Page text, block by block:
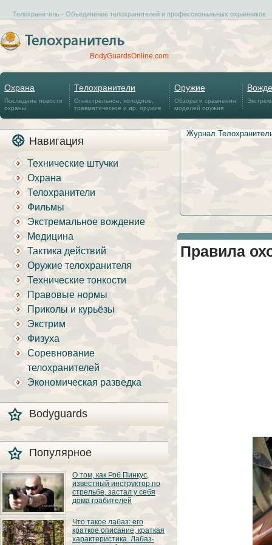
Телохранитель - Объединение телохранителей и профессиональных охранников
BodyGuardsOnline.com
Охрана
Последние новости
охраны
Телохранители
Огнестрельное, холодное,
травматическое и др. оружие
Оружие
Обзоры и сравнения
моделей оружия
Навигация
Технические штучки
Охрана
Телохранители
Фильмы
Экстремальное вождение
Медицина
Тактика действий
Оружие телохранителя
Технические тонкости
Правовые нормы
Приколы и курьёзы
Экстрим
Физуха
Соревнование
телохранителей
Экономическая разведка
Bodyguards
Популярное
О том, как Роб Пинкус,
известный инструктор по
стрельбе, застал у себя
дома грабителей
Вот вы всё говорите:
«В США круто, там
можно любого
постороннего в своём
Что такое лабаз: его
краткое описание, краткая
характеристика. Лабаз-
Журнал
Правила